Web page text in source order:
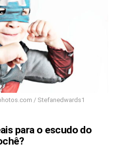
/ Stefanedwards1
para o escudo do